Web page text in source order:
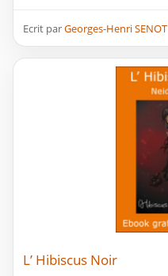
Ecrit parGeorges-Henri SENOT
L’ Hibiscus Noir